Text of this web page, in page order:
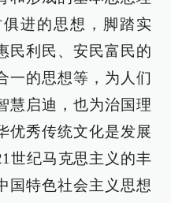
进的思想，脚踏实
民利民、安民富民的
一的思想等，为人们
慧启迪，也为治国理
优秀传统文化是发展
世纪马克思主义的丰
国特色社会主义思想